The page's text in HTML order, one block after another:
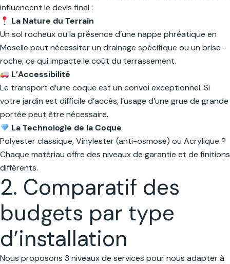
influencent le devis final :
La Nature du Terrain
Un sol rocheux ou la présence d’une nappe phréatique en
Moselle peut nécessiter un drainage spécifique ou un brise-
roche, ce qui impacte le coût du terrassement.
L’Accessibilité
Le transport d’une coque est un convoi exceptionnel. Si
votre jardin est difficile d’accès, l’usage d’une grue de grande
portée peut être nécessaire.
La Technologie de la Coque
Polyester classique, Vinylester (anti-osmose) ou Acrylique ?
Chaque matériau offre des niveaux de garantie et de finitions
différents.
2. Comparatif des
budgets par type
d’installation
Nous proposons 3 niveaux de services pour nous adapter à